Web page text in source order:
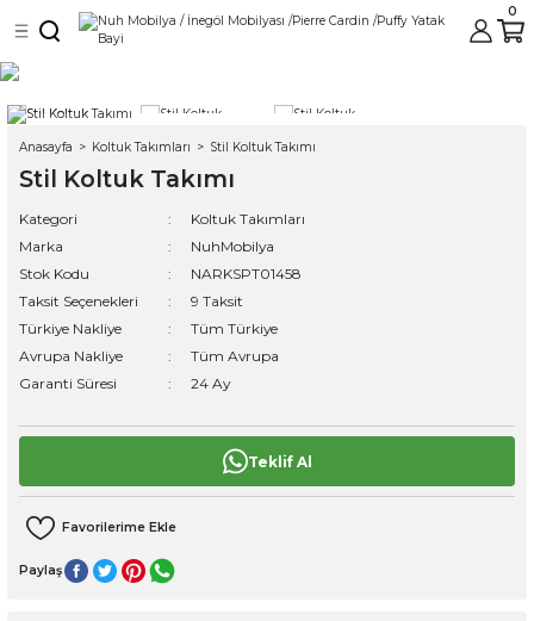
0
Anasayfa Koltuk Takımları Stil Koltuk Takımı
Stil Koltuk Takımı
Kategori
Koltuk Takımları
Marka
NuhMobilya
Stok Kodu
NARKSPT01458
Taksit Seçenekleri
9 Taksit
Türkiye Nakliye
Tüm Türkiye
Avrupa Nakliye
Tüm Avrupa
Garanti Süresi
24 Ay
Teklif Al
Paylaş
Geri Dön
Geri Dön